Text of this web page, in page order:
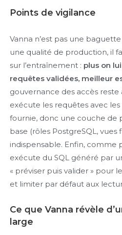
Points de vigilance
Vanna n’est pas une
une qualité de production, il
sur l’entraînement : plus on
requêtes validées, meilleur
gouvernance des accès reste
exécute les requêtes avec
fournie, donc une couche de
base (rôles PostgreSQL, vues
indispensable. Enfin, comme
exécute du SQL généré par
« préviser puis valider » pour
et limiter par défaut aux
Ce que Vanna révèle
large